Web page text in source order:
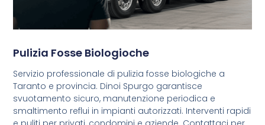
Pulizia Fosse Biologioche
Servizio professionale di pulizia fosse biologiche a
Taranto e provincia. Dinoi Spurgo garantisce
svuotamento sicuro, manutenzione periodica e
smaltimento reflui in impianti autorizzati. Interventi rapidi